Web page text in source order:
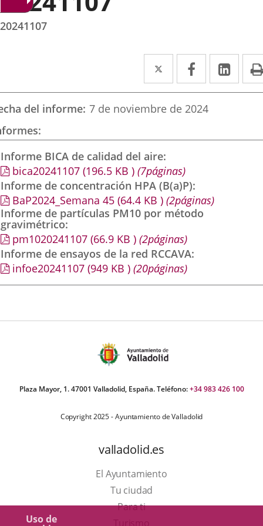
Uso de
20241107
Twitter
Enlace
a
una
externa.
Facebook
Enlace
a
una
externa.
a
del informe 7 de noviembre de 2024
Informe BICA de calidad del aire
bica20241107 (196.5 KB ) (7páginas)
Informe de concentración HPA (B(a)P)
BaP2024_Semana 45 (64.4 KB ) (2páginas)
Informe de partículas PM10 por método
gravimétrico
pm1020241107 (66.9 KB ) (2páginas)
Informe de ensayos de la red RCCAVA
infoe20241107 (949 KB ) (20páginas)
Plaza Mayor, 1. 47001 Valladolid, España. Teléfono:+34 983 426 100
Copyright 2025 - Ayuntamiento de Valladolid
valladolid.es
El Ayuntamiento
Tu ciudad
Para ti